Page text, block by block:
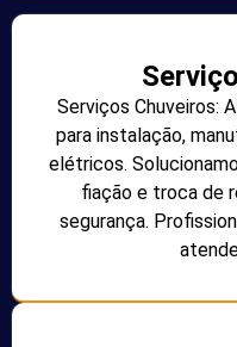
Serviços Chuveiros:
para instalação,
elétricos.
fiação e troca de
segurança.